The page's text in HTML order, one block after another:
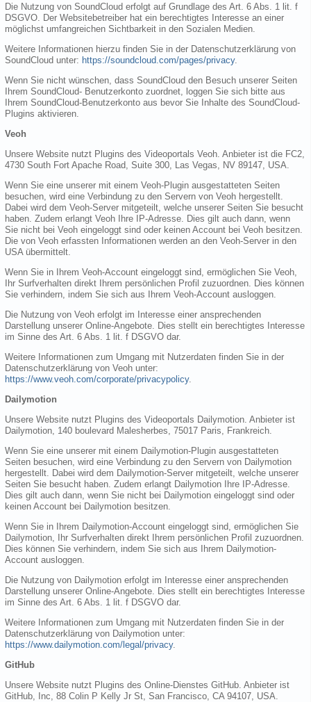
Die Nutzung von SoundCloud erfolgt auf Grundlage des Art. 6 Abs. 1 lit. f
DSGVO. Der Websitebetreiber hat ein berechtigtes Interesse an einer
möglichst umfangreichen Sichtbarkeit in den Sozialen Medien.
Weitere Informationen hierzu finden Sie in der Datenschutzerklärung von
SoundCloud unter: https://soundcloud.com/pages/privacy.
Wenn Sie nicht wünschen, dass SoundCloud den Besuch unserer Seiten
Ihrem SoundCloud- Benutzerkonto zuordnet, loggen Sie sich bitte aus
Ihrem SoundCloud-Benutzerkonto aus bevor Sie Inhalte des SoundCloud-
Plugins aktivieren.
Veoh
Unsere Website nutzt Plugins des Videoportals Veoh. Anbieter ist die FC2,
4730 South Fort Apache Road, Suite 300, Las Vegas, NV 89147, USA.
Wenn Sie eine unserer mit einem Veoh-Plugin ausgestatteten Seiten
besuchen, wird eine Verbindung zu den Servern von Veoh hergestellt.
Dabei wird dem Veoh-Server mitgeteilt, welche unserer Seiten Sie besucht
haben. Zudem erlangt Veoh Ihre IP-Adresse. Dies gilt auch dann, wenn
Sie nicht bei Veoh eingeloggt sind oder keinen Account bei Veoh besitzen.
Die von Veoh erfassten Informationen werden an den Veoh-Server in den
USA übermittelt.
Wenn Sie in Ihrem Veoh-Account eingeloggt sind, ermöglichen Sie Veoh,
Ihr Surfverhalten direkt Ihrem persönlichen Profil zuzuordnen. Dies können
Sie verhindern, indem Sie sich aus Ihrem Veoh-Account ausloggen.
Die Nutzung von Veoh erfolgt im Interesse einer ansprechenden
Darstellung unserer Online-Angebote. Dies stellt ein berechtigtes Interesse
im Sinne des Art. 6 Abs. 1 lit. f DSGVO dar.
Weitere Informationen zum Umgang mit Nutzerdaten finden Sie in der
Datenschutzerklärung von Veoh unter:
https://www.veoh.com/corporate/privacypolicy.
Dailymotion
Unsere Website nutzt Plugins des Videoportals Dailymotion. Anbieter ist
Dailymotion, 140 boulevard Malesherbes, 75017 Paris, Frankreich.
Wenn Sie eine unserer mit einem Dailymotion-Plugin ausgestatteten
Seiten besuchen, wird eine Verbindung zu den Servern von Dailymotion
hergestellt. Dabei wird dem Dailymotion-Server mitgeteilt, welche unserer
Seiten Sie besucht haben. Zudem erlangt Dailymotion Ihre IP-Adresse.
Dies gilt auch dann, wenn Sie nicht bei Dailymotion eingeloggt sind oder
keinen Account bei Dailymotion besitzen.
Wenn Sie in Ihrem Dailymotion-Account eingeloggt sind, ermöglichen Sie
Dailymotion, Ihr Surfverhalten direkt Ihrem persönlichen Profil zuzuordnen.
Dies können Sie verhindern, indem Sie sich aus Ihrem Dailymotion-
Account ausloggen.
Die Nutzung von Dailymotion erfolgt im Interesse einer ansprechenden
Darstellung unserer Online-Angebote. Dies stellt ein berechtigtes Interesse
im Sinne des Art. 6 Abs. 1 lit. f DSGVO dar.
Weitere Informationen zum Umgang mit Nutzerdaten finden Sie in der
Datenschutzerklärung von Dailymotion unter:
https://www.dailymotion.com/legal/privacy.
GitHub
Unsere Website nutzt Plugins des Online-Dienstes GitHub. Anbieter ist
GitHub, Inc, 88 Colin P Kelly Jr St, San Francisco, CA 94107, USA.